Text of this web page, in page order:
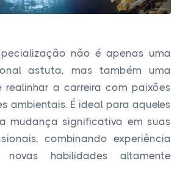
não é apenas uma
astuta, mas também uma
a carreira com paixões
ambientais. É ideal para aqueles
mudança significativa em suas
combinando experiência
habilidades altamente